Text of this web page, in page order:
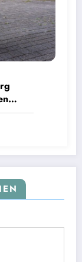
Hilfsangebote